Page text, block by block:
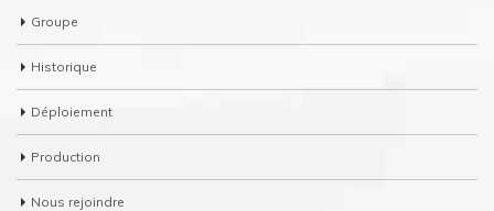
Groupe
Historique
Déploiement
Production
Nous rejoindre